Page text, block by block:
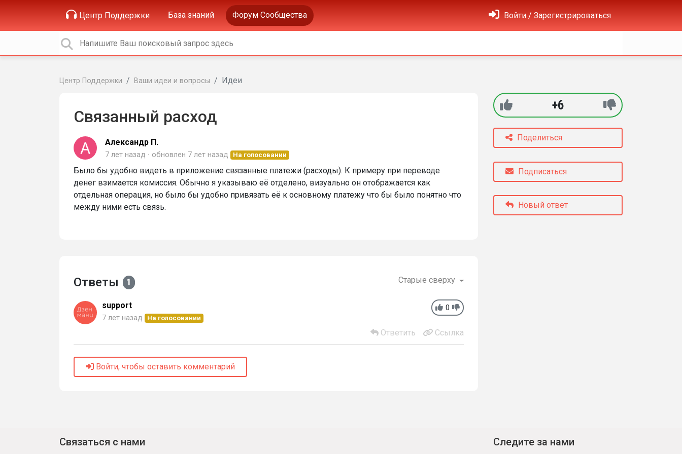
Центр Поддержки База знаний Форум Сообщества Войти / Зарегистрироваться
Центр Поддержки Ваши идеи и вопросы Идеи
Связанный расход
Александр П.
7 лет назад обновлен 7 лет назад На голосовании
Было бы удобно видеть в приложение связанные платежи (расходы). К примеру при переводе
денег взимается комиссия. Обычно я указываю её отделено, визуально он отображается как
отдельная операция, но было бы удобно привязать её к основному платежу что бы было понятно что
между ними есть связь.
+6
Поделиться
Подписаться
Новый ответ
Ответы 1 Старые сверху
0
support
7 лет назад На голосовании
Ответить Ссылка
Войти, чтобы оставить комментарий
Связаться с нами Следите за нами